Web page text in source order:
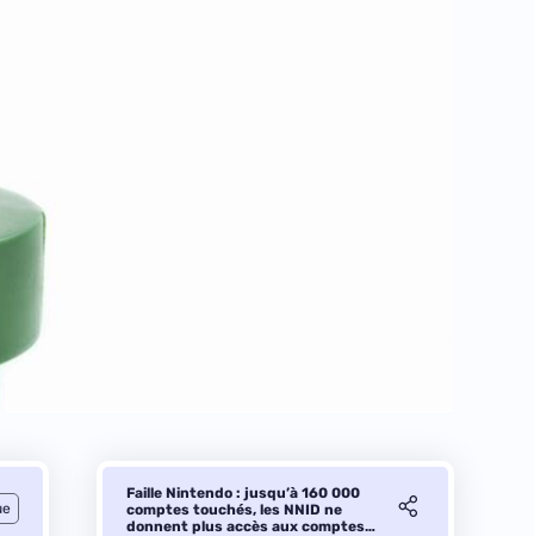
Faille Nintendo : jusqu’à 160 000
comptes touchés, les NNID ne
donnent plus accès aux comptes